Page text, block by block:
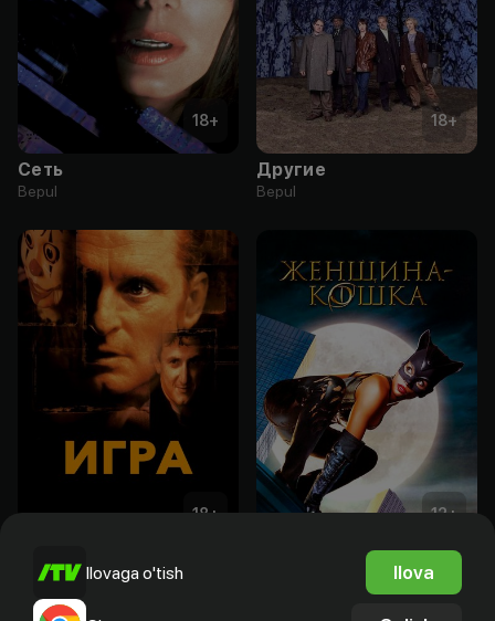
18+
Сеть
Bepul
18+
Другие
Bepul
18+
Игра
Obuna
12 +
Женщина-кошка
Ilovaga o'tish Ilova